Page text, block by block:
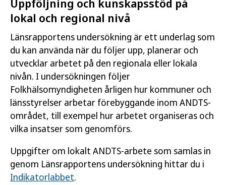
lokal och regional nivå
Länsrapportens undersökning är ett underlag som
du kan använda när du följer upp, planerar och
utvecklar arbetet på den regionala eller lokala
nivån. I undersökningen följer
Folkhälsomyndigheten årligen hur kommuner och
länsstyrelser arbetar förebyggande inom ANDTS-
området, till exempel hur arbetet organiseras och
vilka insatser som genomförs.
Uppgifter om lokalt ANDTS-arbete som samlas in
genom Länsrapportens undersökning hittar du i
Indikatorlabbet.